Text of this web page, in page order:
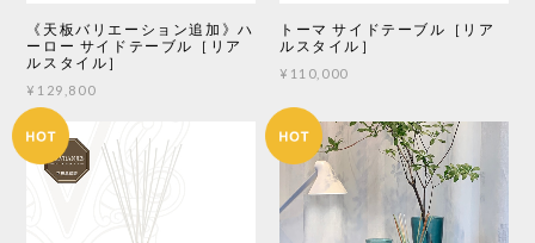
《天板バリエーション追加》ハ
ーロー サイドテーブル［リア
ルスタイル］
¥129,800
トーマ サイドテーブル［リア
ルスタイル］
¥110,000